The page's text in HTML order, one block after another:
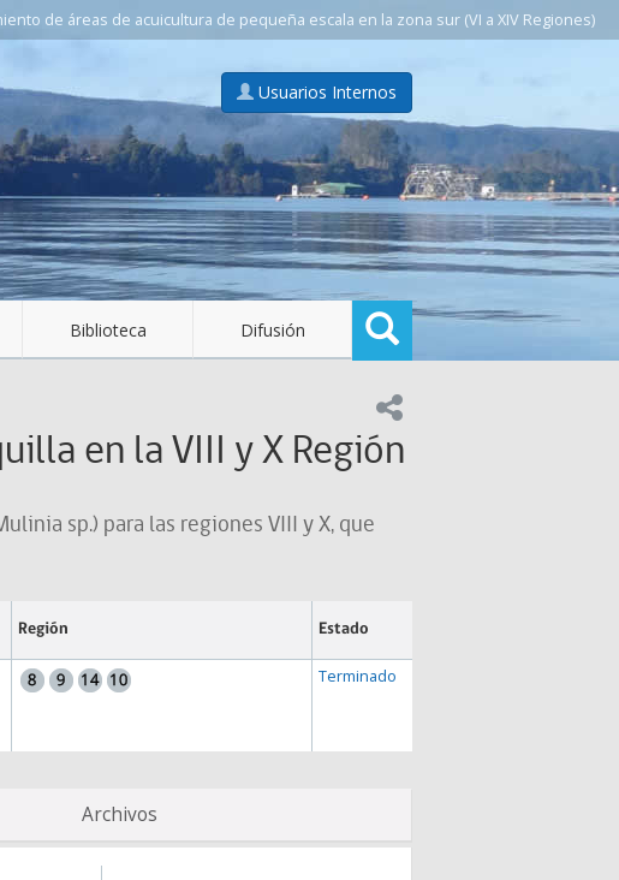
de áreas de acuicultura de pequeña escala en la zona sur (VI a XIV Regiones)
Usuarios Internos
Buscar
Biblioteca Difusión
Compartir en:
en la VIII y X Región
sp.) para las regiones VIII y X, que
Región Estado
Terminado
Archivos